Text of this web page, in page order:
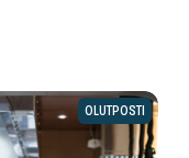
OLUTPOSTI